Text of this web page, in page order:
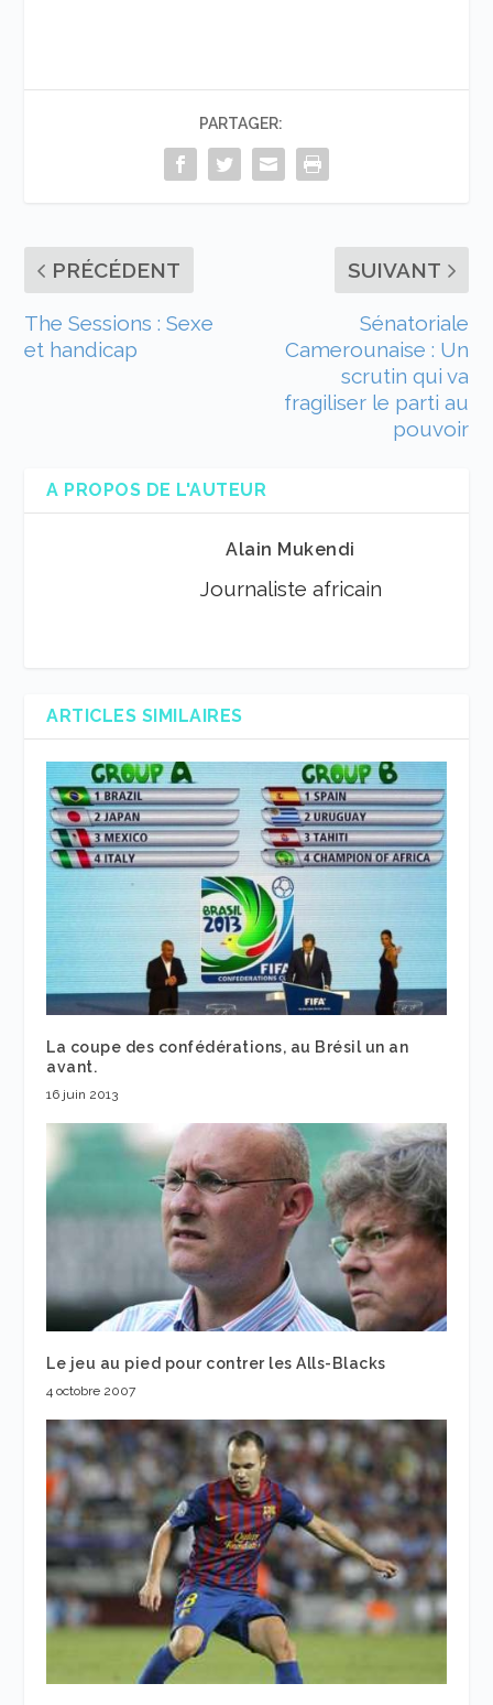
PARTAGER:
PRÉCÉDENT
The Sessions : Sexe
et handicap
SUIVANT
Sénatoriale
Camerounaise : Un
scrutin qui va
fragiliser le parti au
pouvoir
A PROPOS DE L'AUTEUR
Alain Mukendi
Journaliste africain
ARTICLES SIMILAIRES
La coupe des confédérations, au Brésil un an
avant.
16 juin 2013
Le jeu au pied pour contrer les Alls-Blacks
4 octobre 2007